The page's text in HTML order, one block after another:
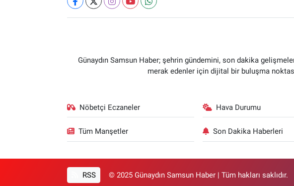
Günaydın Samsun Haber; şehrin gündemini, son dakika
merak edenler için dijital bir buluşma
Nöbetçi Eczaneler Hava Durumu
Tüm Manşetler Son Dakika Haberleri
RSS © 2025 Günaydın Samsun Haber | Tüm hakları saklıdır.